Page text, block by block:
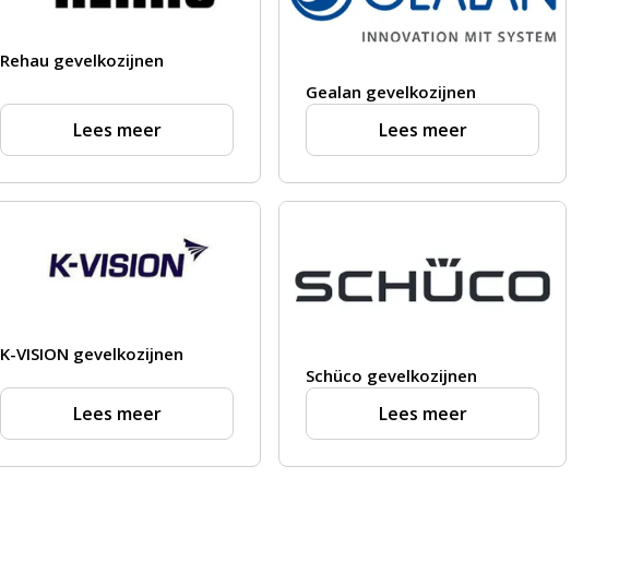
Rehau gevelkozijnen
Lees meer
Gealan gevelkozijnen
Lees meer
K-VISION gevelkozijnen
Lees meer
Schüco gevelkozijnen
Lees meer